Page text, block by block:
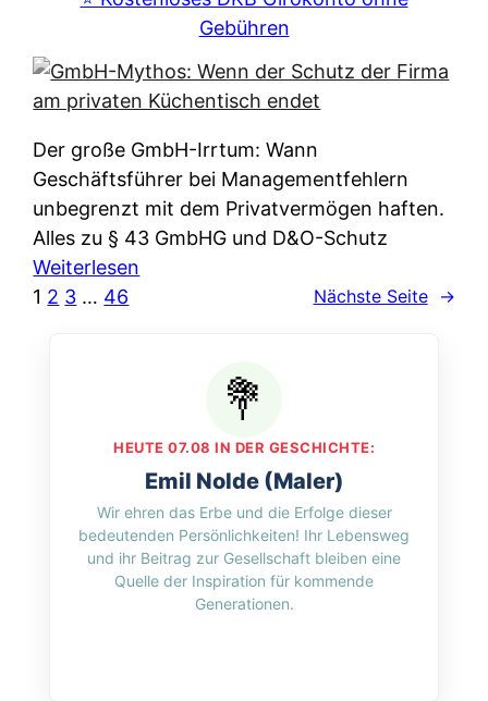
i
c
h
e
t
n
w
i
r
d
n
w
l
c
h
e
n
r
n
f
u
n
r
k
l
ä
u
&
O
n
l
Gebühren
Der große GmbH-Irrtum: Wann
Geschäftsführer bei Managementfehlern
unbegrenzt mit dem Privatvermögen haften.
Alles zu § 43 GmbHG und D&O-Schutz
Weiterlesen
M
y
h
o
s
1 2 3 … 46 Nächste Seite →
HEUTE 07.08 IN DER GESCHICHTE:
Emil Nolde (Maler)
Wir ehren das Erbe und die Erfolge dieser
bedeutenden Persönlichkeiten! Ihr Lebensweg
und ihr Beitrag zur Gesellschaft bleiben eine
Quelle der Inspiration für kommende
Generationen.